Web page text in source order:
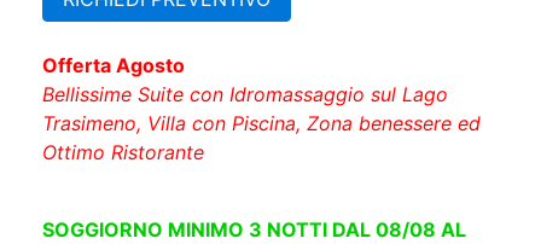
Offerta Agosto
Bellissime Suite con Idromassaggio sul Lago
Trasimeno, Villa con Piscina, Zona benessere ed
Ottimo Ristorante
SOGGIORNO MINIMO 3 NOTTI DAL 08/08 AL